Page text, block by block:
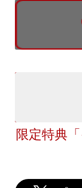
限定特典